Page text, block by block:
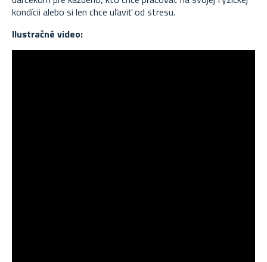
kondícii alebo si len chce uľaviť od stresu.
Ilustračné video: